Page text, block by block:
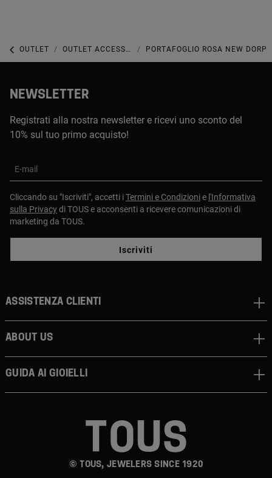
OUTLET OUTLET ACCESSORI PORTAFOGLIO ROSA NEW DORP
NEWSLETTER
Registrati alla nostra newsletter e ricevi uno sconto del
10% sul tuo primo acquisto!
E-mail
Cliccando su "Iscriviti", accetti iTermini e Condizionie l'Informativa
sulla Privacydi TOUS e acconsenti a ricevere comunicazioni di
marketing da TOUS.
Iscriviti
© TOUS, JEWELERS SINCE 1920
Assistenza clienti
About us
Guida ai gioielli